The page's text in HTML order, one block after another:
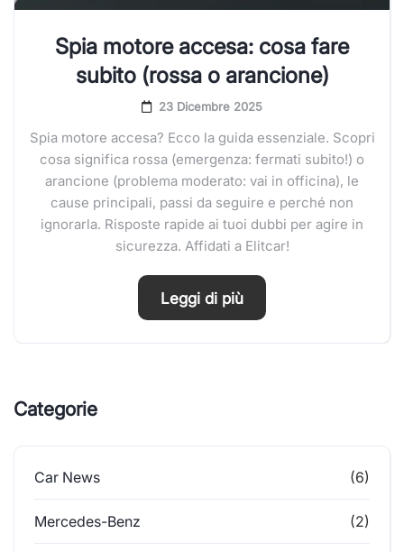
Spia motore accesa: cosa fare
subito (rossa o arancione)
23 Dicembre 2025
Spia motore accesa? Ecco la guida essenziale. Scopri
cosa significa rossa (emergenza: fermati subito!) o
arancione (problema moderato: vai in officina), le
cause principali, passi da seguire e perché non
ignorarla. Risposte rapide ai tuoi dubbi per agire in
sicurezza. Affidati a Elitcar!
Leggi di più
Categorie
Car News (6)
Mercedes-Benz (2)